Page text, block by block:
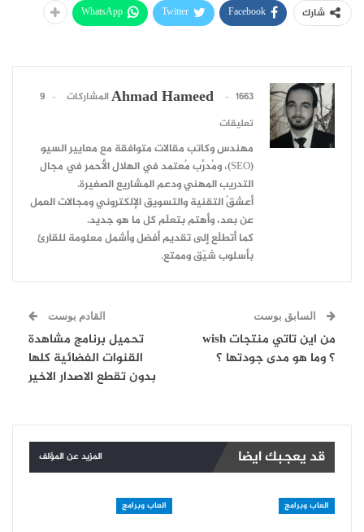
شارك Facebook
Twitter
WhatsApp
Ahmad Hameed 1663 المشاركات
9
تعليقات
مهندس وكاتب مقالات متوافقة مع معايير السيو
(SEO)، ومُدرِّب مُعتمد في الهلال الأحمر في مجال
التدريب المهني ودعم المشاريع الصغيرة.
أعشقُ التقنية والتسويق الإلكتروني ومجالات العمل
عن بعد، وأهتم بتعلّم كل ما هو جديد.
كما أتطلّع إلى تقديم أفضل وأشمل معلومة للقارئ
بأسلوب شيّق وممتع.
السابق بوست
من اين تاتي منتجات wish
؟ وما هو مدى جودتها ؟
القادم بوست
تحميل برنامج مشاهدة
القنوات الفضائية كلها
بدون تقطع الاصدار الاخير
قد يعجبك ايضا المزيد عن المؤلف
العاب وبرامج العاب وبرامج